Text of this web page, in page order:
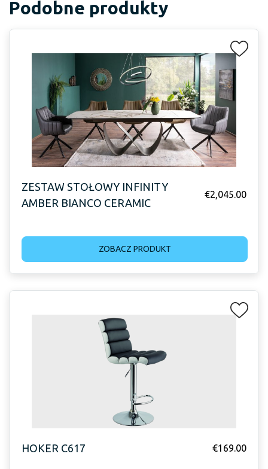
Podobne produkty
ZESTAW STOŁOWY INFINITY
AMBER BIANCO CERAMIC
€2,045.00
ZOBACZ PRODUKT
HOKER C617 €169.00